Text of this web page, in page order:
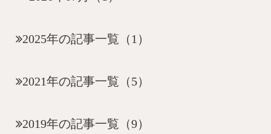
2025年の記事一覧（1）
2021年の記事一覧（5）
2019年の記事一覧（9）